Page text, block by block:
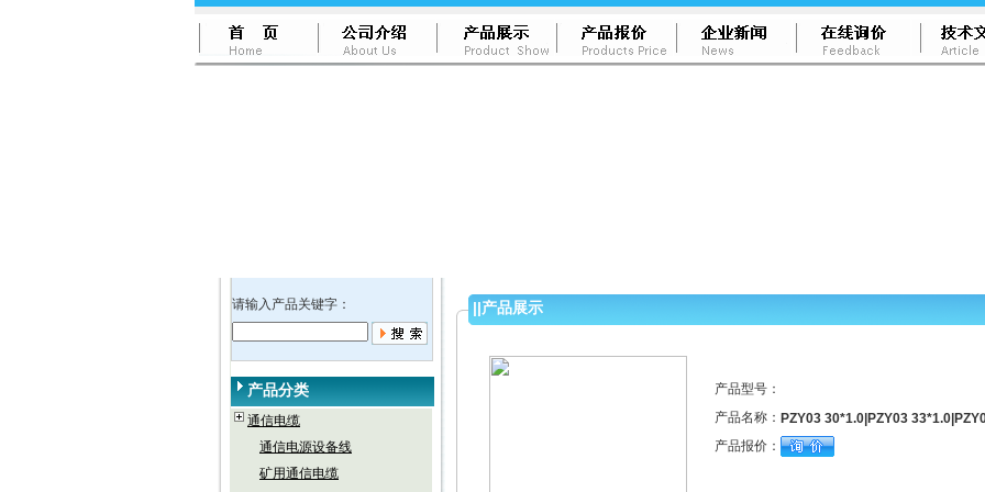
请输入产品关键字：
产品分类
通信电缆
通信电源设备线
矿用通信电缆
||产品展示
产品型号：
产品名称： PZY03 30*1.0|PZY03
产品报价：